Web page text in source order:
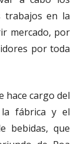
trabajos en la
mercado, por
por toda
hace cargo del
la fábrica y el
bebidas, que